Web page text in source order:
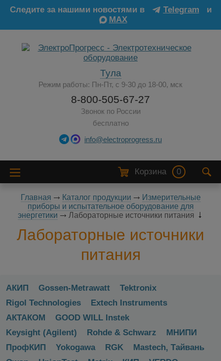
Следите за нашими новостями в Telegram
и
MAX
Тула
Режим работы: Пн-Пт, с 9-30 до 18-00, мск
8-800-505-67-27
Звонок по России
бесплатно
info@electroprogress.ru
Корзина 0
Главная Каталог продукции
Измерительные
приборы и испытательное оборудование для
энергетики
Лабораторные источники питания
Лабораторные источники
питания
АКИП Gossen-Metrawatt
Tektronix
Rigol Technologies
Extech Instruments
АКТАКОМ
GOOD WILL Instek
Keysight (Agilent)
Rohde & Schwarz
МНИПИ
ПрофКИП
Yokogawa RGK
Mastech, Тайвань